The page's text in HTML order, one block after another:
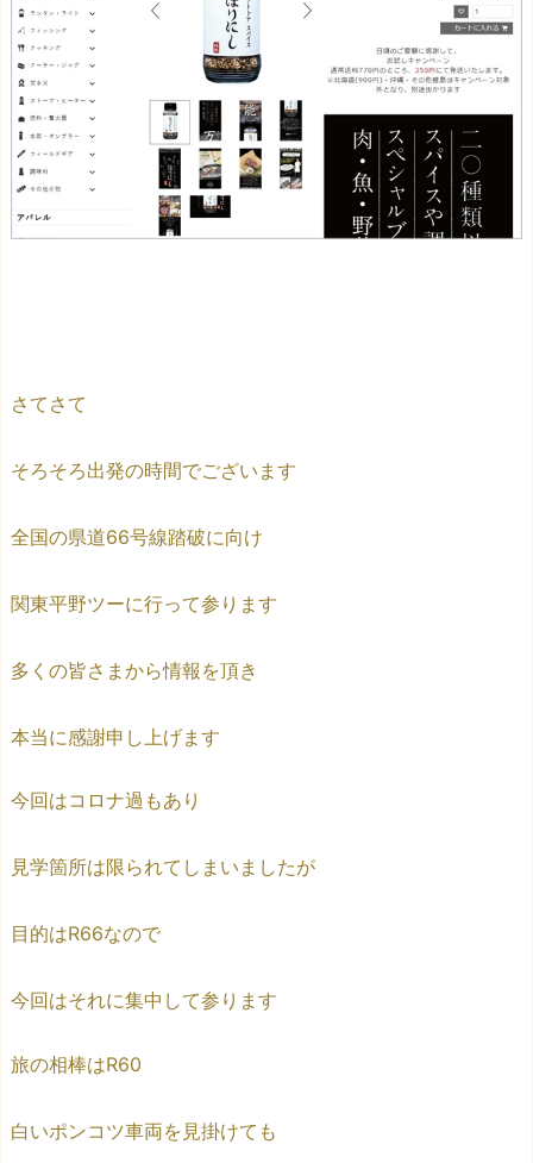
さてさて
そろそろ出発の時間でございます
全国の県道66号線踏破に向け
関東平野ツーに行って参ります
多くの皆さまから情報を頂き
本当に感謝申し上げます
今回はコロナ過もあり
見学箇所は限られてしまいましたが
目的はR66なので
今回はそれに集中して参ります
旅の相棒はR60
白いポンコツ車両を見掛けても